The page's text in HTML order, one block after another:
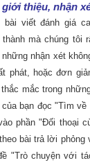
thiệu, nhận
bài viết đánh giá
mà chúng tôi
nhận xét
phát, hoặc đơn
mắc trong
bạn đọc "Tìm
phần "Đối thoại
bài trả lời phỏng
"Trò chuyện với